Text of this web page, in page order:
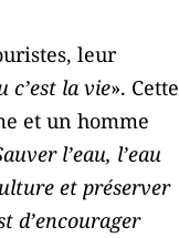
leur
c’est la vie». Cette
et un homme
l’eau, l’eau
et préserver
d’encourager